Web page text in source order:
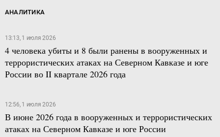
АНАЛИТИКА
13:13, 1 июля 2026
4 человека убиты и 8 были ранены в вооруженных и
террористических атаках на Северном Кавказе и юге
России во II квартале 2026 года
12:56, 1 июля 2026
В июне 2026 года в вооруженных и террористических
атаках на Северном Кавказе и юге России